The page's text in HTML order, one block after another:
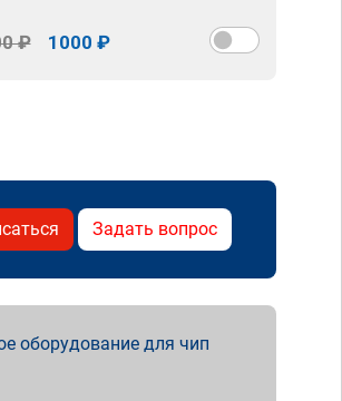
₽ 1000 ₽
Задать вопрос
оборудование для чип